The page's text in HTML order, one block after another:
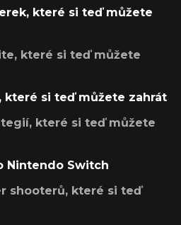
které si teď můžete
které si teď můžete
které si teď můžete zahrát
které si teď můžete
Nintendo Switch
shooterů, které si teď